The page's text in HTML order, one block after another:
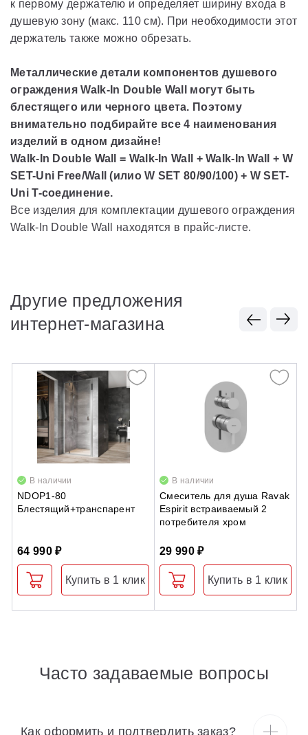
к первому держателю и определяет ширину входа в
душевую зону (макс. 110 см). При необходимости этот
держатель также можно обрезать.
Металлические детали компонентов душевого
ограждения Walk-In Double Wall могут быть
блестящего или черного цвета. Поэтому
внимательно подбирайте все 4 наименования
изделий в одном дизайне!
Walk-In Double Wall = Walk-In Wall + Walk-In Wall + W
SET-Uni Free/Wall (илиo W SET 80/90/100) + W SET-
Uni T-соединение.
Все изделия для комплектации душевого ограждения
Walk-In Double Wall находятся в прайс-листе.
Другие предложения
интернет-магазина
В наличии
NDOP1-80
Блестящий+транспарент
64 990 ₽
Купить в 1 клик
В наличии
Смеситель для душа Ravak
Espirit встраиваемый 2
потребителя хром
29 990 ₽
Купить в 1 клик
Часто задаваемые вопросы
Как оформить и подтвердить заказ?